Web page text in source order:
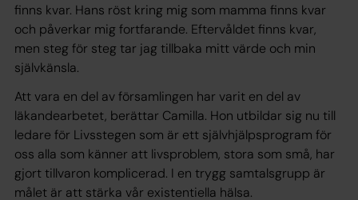
finns kvar. Hans röst kring mig som mamma finns kvar
och påverkar mig fortfarande. Eftervåldet finns kvar,
men steg för steg tar jag tillbaka mitt värde och min
självkänsla.
Att vara en del av församlingen har varit en del av
läkandearbetet, berättar Camilla. Hon utbildar sig nu till
ledare för Livsstegen som är ett självhjälpsprogram för
oss alla som känner att livsproblem, stora som små, har
gjort tillvaron komplicerad. I en trygg samtalsgrupp är
målet är att stärka vår existentiella hälsa.